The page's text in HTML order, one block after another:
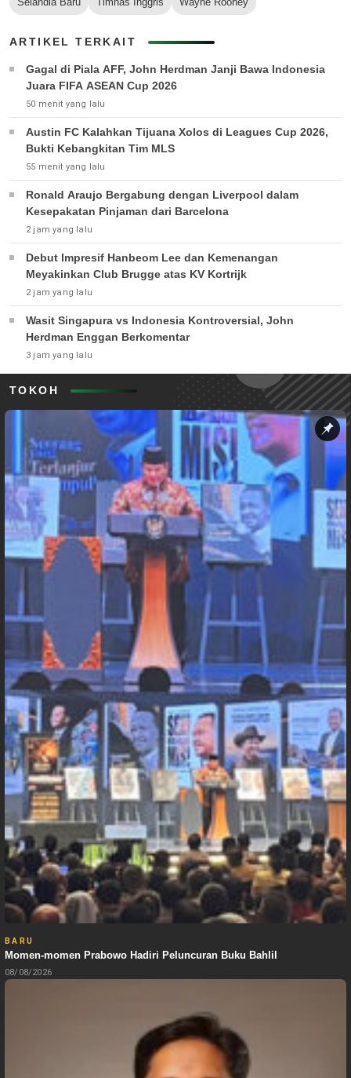
ARTIKEL TERKAIT
Gagal di Piala AFF, John Herdman Janji Bawa Indonesia
Juara FIFA ASEAN Cup 2026
50 menit yang lalu
Austin FC Kalahkan Tijuana Xolos di Leagues Cup 2026,
Bukti Kebangkitan Tim MLS
55 menit yang lalu
Ronald Araujo Bergabung dengan Liverpool dalam
Kesepakatan Pinjaman dari Barcelona
2 jam yang lalu
Debut Impresif Hanbeom Lee dan Kemenangan
Meyakinkan Club Brugge atas KV Kortrijk
2 jam yang lalu
Wasit Singapura vs Indonesia Kontroversial, John
Herdman Enggan Berkomentar
3 jam yang lalu
TOKOH
BARU
Momen-momen Prabowo Hadiri Peluncuran Buku Bahlil
08/08/2026